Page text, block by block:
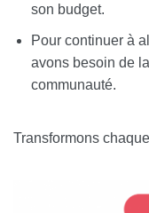
son budget.
Pour continuer à
avons besoin de
communauté.
Transformons